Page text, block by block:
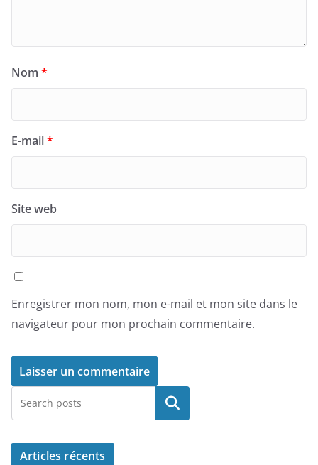
Nom *
E-mail*
Site web
Enregistrer mon nom, mon e-mail et mon site dans le
navigateur pour mon prochain commentaire.
Rechercher
Articles récents